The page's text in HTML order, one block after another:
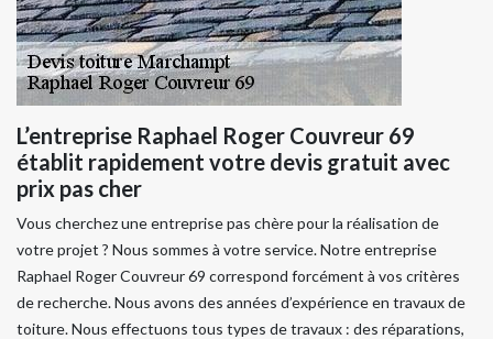
L’entreprise Raphael Roger Couvreur 69
établit rapidement votre devis gratuit avec
prix pas cher
Vous cherchez une entreprise pas chère pour la réalisation de
votre projet ? Nous sommes à votre service. Notre entreprise
Raphael Roger Couvreur 69 correspond forcément à vos critères
de recherche. Nous avons des années d’expérience en travaux de
toiture. Nous effectuons tous types de travaux : des réparations,